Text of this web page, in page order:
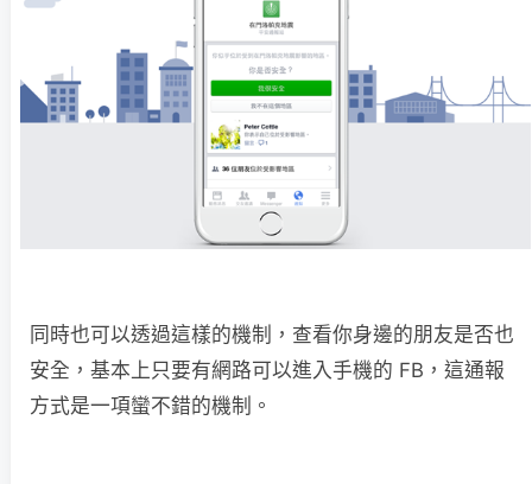
同時也可以透過這樣的機制，查看你身邊的朋友是否也
安全，基本上只要有網路可以進入手機的 FB，這通報
方式是一項蠻不錯的機制。